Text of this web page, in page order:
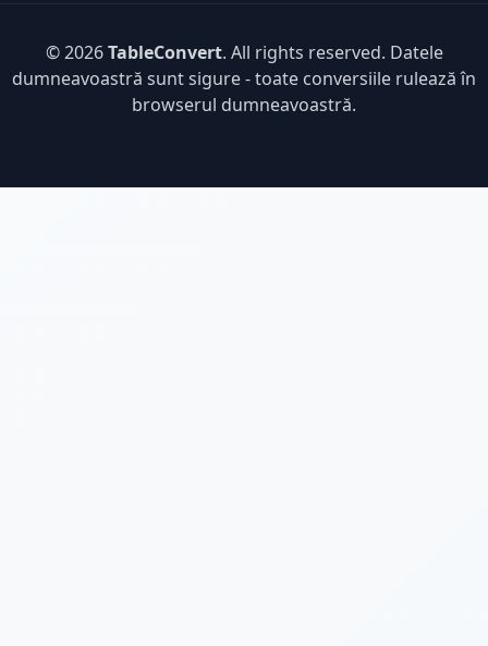
© 2026TableConvert. All rights reserved. Datele
dumneavoastră sunt sigure - toate conversiile rulează în
browserul dumneavoastră.